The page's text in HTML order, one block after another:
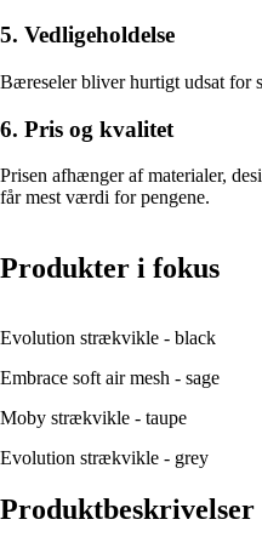
5. Vedligeholdelse
Bæreseler bliver hurtigt udsat for
6. Pris og kvalitet
Prisen afhænger af materialer,
får mest værdi for pengene.
Produkter i fokus
Evolution strækvikle - black
Embrace soft air mesh - sage
Moby strækvikle - taupe
Evolution strækvikle - grey
Produktbeskrivelser